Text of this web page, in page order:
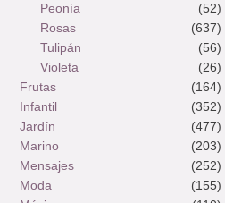
Peonía
(52)
Rosas
(637)
Tulipán
(56)
Violeta
(26)
Frutas
(164)
Infantil
(352)
Jardín
(477)
Marino
(203)
Mensajes
(252)
Moda
(155)